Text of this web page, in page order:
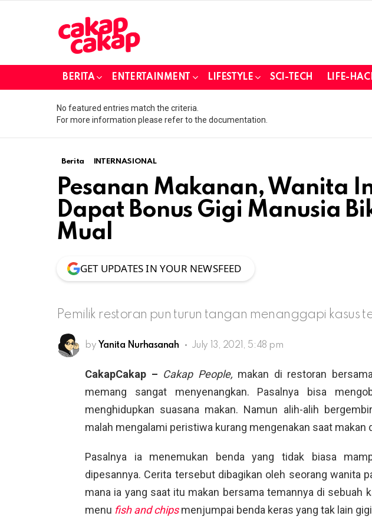
BERITA ENTERTAINMENT LIFESTYLE SCI-TECH LIFE-
No featured entries match the criteria.
For more information please refer to the documentation.
Berita INTERNASIONAL
Pesanan Makanan, Wanita
Dapat Bonus Gigi Manusia
Mual
GET UPDATES IN YOUR NEWSFEED
Pemilik restoran pun turun tangan menanggapi kasus
by Yanita Nurhasanah July 13, 2021, 5:48 pm
CakapCakap – Cakap People, makan di restoran
memang sangat menyenangkan. Pasalnya bisa
menghidupkan suasana makan. Namun alih-alih
malah mengalami peristiwa kurang mengenakan saat makan
Pasalnya ia menemukan benda yang tidak biasa
dipesannya. Cerita tersebut dibagikan oleh seorang wanita
mana ia yang saat itu makan bersama temannya di sebuah
menu fish and chips menjumpai benda keras yang tak lain